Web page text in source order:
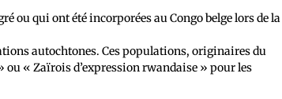
ou qui ont été incorporées au Congo belge lors de la
autochtones. Ces populations, originaires du
« Zaïrois d’expression rwandaise » pour les